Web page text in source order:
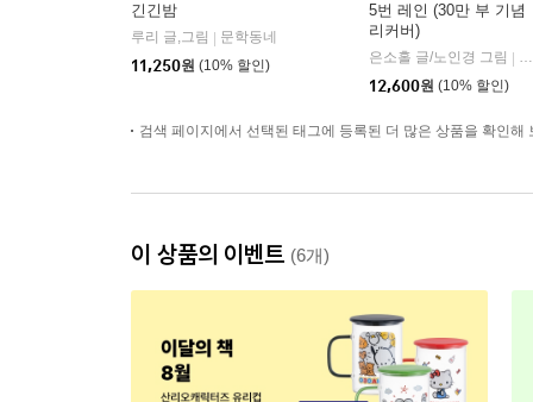
긴긴밤
루리 글,그림
문학동네
11,250원 (10% 할인)
5번 레인 (30만 부 기념
리커버)
은소홀 글/노인경 그림
12,600원 (10% 할인)
검색 페이지에서 선택된 태그에 등록된 더 많은 상품을 확인해
이 상품의 이벤트 (6개)